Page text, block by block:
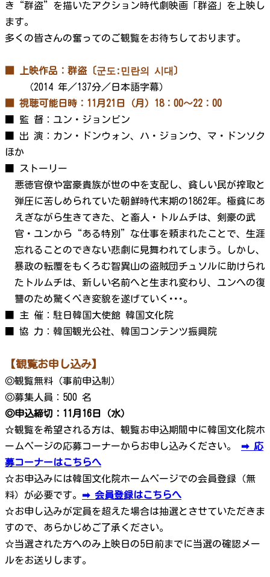
き“群盗”を描いたアクション時代劇映画「群盗」を上映し
ます。
多くの皆さんの奮ってのご観覧をお待ちしております。
■ 上映作品：群盗〔군도:민란의 시대〕
（2014 年／137分／日本語字幕）
■ 視聴可能日時：11月21日（月）18：00～22：00
■ 監 督：ユン・ジョンビン
■ 出 演：カン・ドンウォン、ハ・ジョンウ、マ・ドンソク
ほか
■ ストーリー
悪徳官僚や富豪貴族が世の中を支配し、貧しい民が搾取と
弾圧に苦しめられていた朝鮮時代末期の1862年。極貧にあ
えぎながら生きてきた、と畜人・トルムチは、剣豪の武
官・ユンから“ある特別”な仕事を頼まれたことで、生涯
忘れることのできない悲劇に見舞われてしまう。しかし、
暴政の転覆をもくろむ智異山の盗賊団チュソルに助けられ
たトルムチは、新しい名前へと生まれ変わり、ユンへの復
讐のため驚くべき変貌を遂げていく･･･。
■ 主 催：駐日韓国大使館 韓国文化院
■ 協 力：韓国観光公社、韓国コンテンツ振興院
【観覧お申し込み】
◎観覧無料（事前申込制）
◎募集人員：500 名
◎申込締切：11月16日（水）
☆観覧を希望される方は、観覧お申込期間中に韓国文化院ホ
ームページの応募コーナーからお申し込みください。 ➡ 応
募コーナーはこちらへ
☆お申込みには韓国文化院ホームページでの会員登録（無
料）が必要です。 ➡ 会員登録はこちらへ
☆お申し込みが定員を超えた場合は抽選とさせていただきま
すので、あらかじめご了承ください。
☆当選された方へのみ上映日の5日前までに当選の確認メー
ルをお送りします。